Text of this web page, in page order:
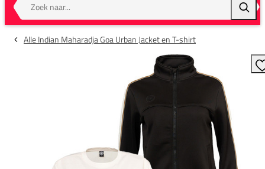
Alle Indian Maharadja Goa Urban Jacket en T-shirt